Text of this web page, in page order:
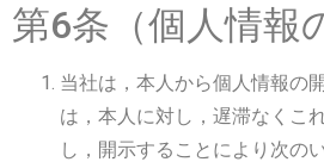
第6条（個人情報
当社は，本人から個人情報の
は，本人に対し，遅滞なくこ
し，開示することにより次の